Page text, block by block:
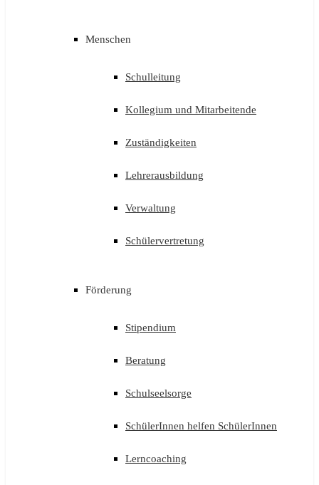
Menschen
Schulleitung
Kollegium und Mitarbeitende
Zuständigkeiten
Lehrerausbildung
Verwaltung
Schülervertretung
Förderung
Stipendium
Beratung
Schulseelsorge
SchülerInnen helfen SchülerInnen
Lerncoaching